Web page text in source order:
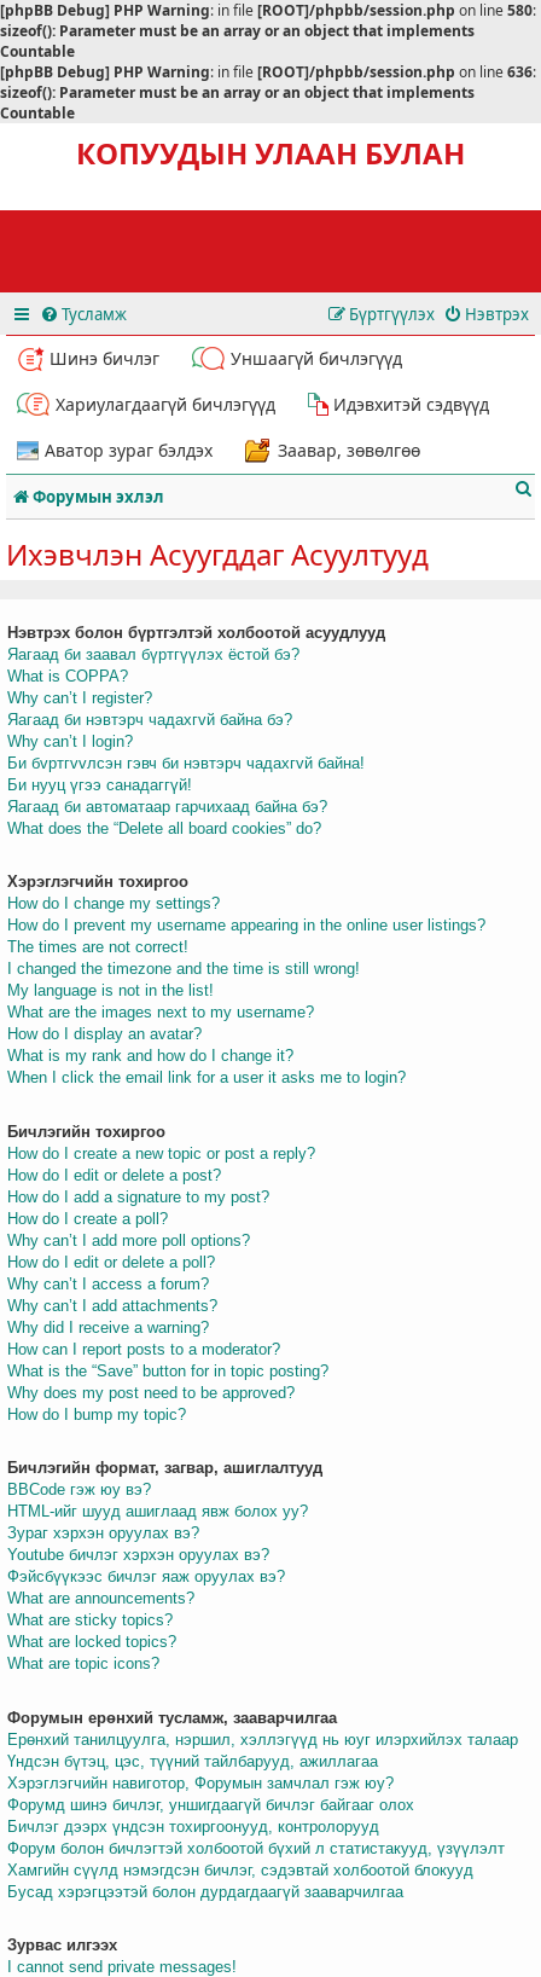
[phpBB Debug] PHP Warning: in file[ROOT]/phpbb/session.php on line580:
sizeof(): Parameter must be an array or an object that implements
Countable
[phpBB Debug] PHP Warning: in file[ROOT]/phpbb/session.php on line636:
sizeof(): Parameter must be an array or an object that implements
Countable
КОПУУДЫН УЛААН БУЛАН
Тусламж Нэвтрэх
Бүртгүүлэх
Шинэ бичлэг
Уншаагүй бичлэгүүд
Хариулагдаагүй бичлэгүүд
Идэвхитэй сэдвүүд
Аватор зураг бэлдэх
Заавар, зөвөлгөө
Форумын эхлэл
Ихэвчлэн Асуугддаг Асуултууд
Нэвтрэх болон бүртгэлтэй холбоотой асуудлууд
Яагаад би заавал бүртгүүлэх ёстой бэ?
What is COPPA?
Why can’t I register?
Яагаад би нэвтэрч чадахгvй байна бэ?
Why can’t I login?
Би бvртгvvлсэн гэвч би нэвтэрч чадахгvй байна!
Би нууц үгээ санадаггүй!
Яагаад би автоматаар гарчихаад байна бэ?
What does the “Delete all board cookies” do?
Хэрэглэгчийн тохиргоо
How do I change my settings?
How do I prevent my username appearing in the online user listings?
The times are not correct!
I changed the timezone and the time is still wrong!
My language is not in the list!
What are the images next to my username?
How do I display an avatar?
What is my rank and how do I change it?
When I click the email link for a user it asks me to login?
Бичлэгийн тохиргоо
How do I create a new topic or post a reply?
How do I edit or delete a post?
How do I add a signature to my post?
How do I create a poll?
Why can’t I add more poll options?
How do I edit or delete a poll?
Why can’t I access a forum?
Why can’t I add attachments?
Why did I receive a warning?
How can I report posts to a moderator?
What is the “Save” button for in topic posting?
Why does my post need to be approved?
How do I bump my topic?
Бичлэгийн формат, загвар, ашиглалтууд
BBCode гэж юу вэ?
HTML-ийг шууд ашиглаад явж болох уу?
Зураг хэрхэн оруулах вэ?
Youtube бичлэг хэрхэн оруулах вэ?
Фэйсбүүкээс бичлэг яаж оруулах вэ?
What are announcements?
What are sticky topics?
What are locked topics?
What are topic icons?
Форумын ерөнхий тусламж, зааварчилгаа
Ерөнхий танилцуулга, нэршил, хэллэгүүд нь юуг илэрхийлэх талаар
Үндсэн бүтэц, цэс, түүний тайлбарууд, ажиллагаа
Хэрэглэгчийн навиготор, Форумын замчлал гэж юу?
Форумд шинэ бичлэг, уншигдаагүй бичлэг байгааг олох
Бичлэг дээрх үндсэн тохиргоонууд, контролорууд
Форум болон бичлэгтэй холбоотой бүхий л статистакууд, үзүүлэлт
Хамгийн сүүлд нэмэгдсэн бичлэг, сэдэвтай холбоотой блокууд
Бусад хэрэгцээтэй болон дурдагдаагүй зааварчилгаа
Зурвас илгээх
I cannot send private messages!